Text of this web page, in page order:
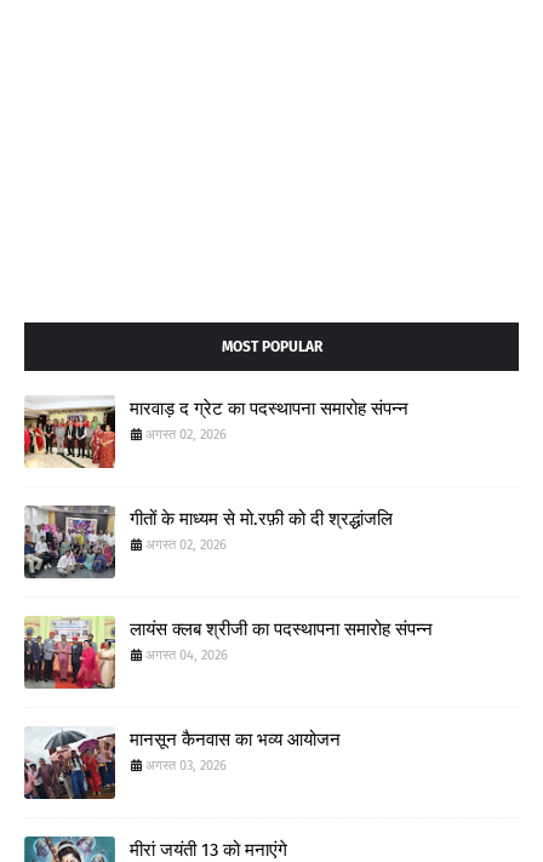
MOST POPULAR
मारवाड़ द ग्रेट का पदस्थापना समारोह संपन्न
अगस्त 02, 2026
गीतों के माध्यम से मो.रफ़ी को दी श्रद्धांजलि
अगस्त 02, 2026
लायंस क्लब श्रीजी का पदस्थापना समारोह संपन्न
अगस्त 04, 2026
मानसून कैनवास का भव्य आयोजन
अगस्त 03, 2026
मीरां जयंती 13 को मनाएंगे